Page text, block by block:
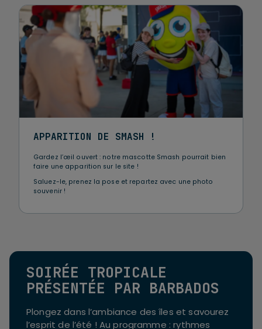
APPARITION DE SMASH !
Gardez l’œil ouvert : notre mascotte Smash pourrait bien
faire une apparition sur le site !
Saluez-le, prenez la pose et repartez avec une photo
souvenir !
SOIRÉE TROPICALE
PRÉSENTÉE PAR BARBADOS
Plongez dans l’ambiance des îles et savourez
l’esprit de l’été ! Au programme : rythmes